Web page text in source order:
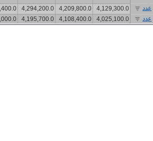
عدد 4,129,300.0
4,209,800.0
4,294,200.0
عدد 4,025,100.0
4,108,400.0
4,195,700.0